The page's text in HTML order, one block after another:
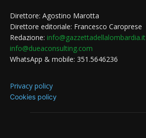
Direttore: Agostino Marotta
Direttore editoriale: Francesco Caroprese
Redazione: info@gazzettadellalombardia.it
info@dueaconsulting.com
WhatsApp & mobile: 351.5646236
Privacy policy
Cookies policy